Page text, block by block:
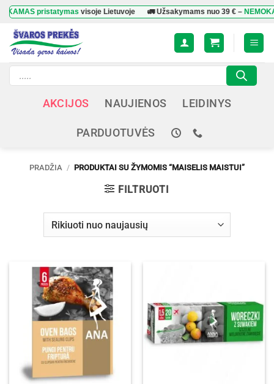
Skip
content
pristatymasvisoje Lietuvoje 🚛 Užsakymams nuo39 €–
Products
search
AKCIJOS NAUJIENOS LEIDINYS
PARDUOTUVĖS
PRADŽIA / PRODUKTAI SU ŽYMOMIS “MAISELIS MAISTUI”
FILTRUOTI